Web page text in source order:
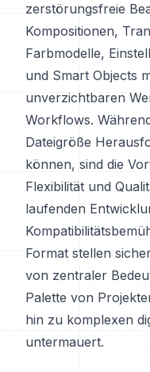
zerstörungsfreie
Kompositionen,
Farbmodelle,
und Smart Objects
unverzichtbaren
Workflows.
Dateigröße
können, sind die
Flexibilität und
laufenden
Format stellen
von zentraler
Palette von
hin zu komplexen
untermauert.